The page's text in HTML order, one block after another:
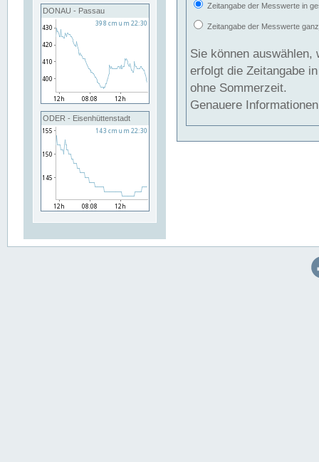
DONAU - Passau
ODER - Eisenhüttenstadt
Zeitangabe der Messwerte in
Zeitangabe der Messwerte
Sie können auswählen,
erfolgt die Zeitangabe
ohne Sommerzeit.
Genauere